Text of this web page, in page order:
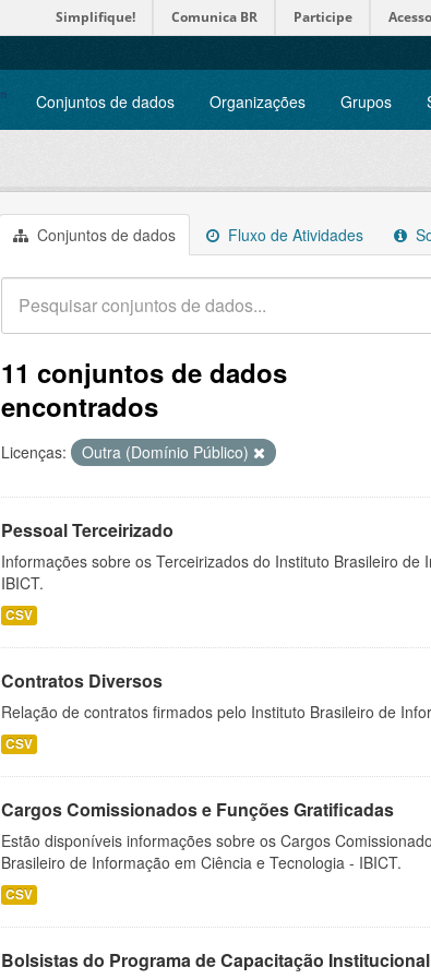
Simplifique! Comunica BR Participe
Conjuntos de dados Organizações Grupos
Conjuntos de dados Fluxo de Atividades
11 conjuntos de dados
encontrados
Licenças: Outra (Domínio Público)
Pessoal Terceirizado
Informações sobre os Terceirizados do Instituto Brasileiro de
IBICT.
CSV
Contratos Diversos
Relação de contratos firmados pelo Instituto Brasileiro de
CSV
Cargos Comissionados e Funções Gratificadas
Estão disponíveis informações sobre os Cargos
Brasileiro de Informação em Ciência e Tecnologia - IBICT.
CSV
Bolsistas do Programa de Capacitação Institucional